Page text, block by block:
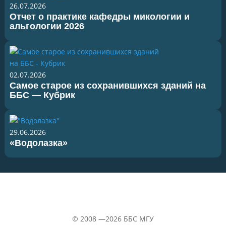
26.07.2026
Отчет о практике кафедры микологии и
альгологии 2026
02.07.2026
Самое старое из сохранившихся зданий на
ББС — Кубрик
29.06.2026
«Водолазка»
© 2008 —2026 ББС МГУ